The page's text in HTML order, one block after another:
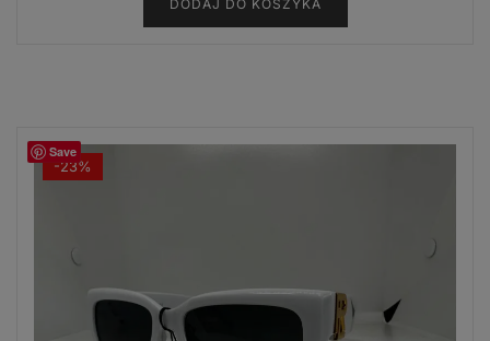
wynosiła:
12,99 zł.
wynosi:
9,99 zł.
DODAJ DO KOSZYKA
Save
-23%